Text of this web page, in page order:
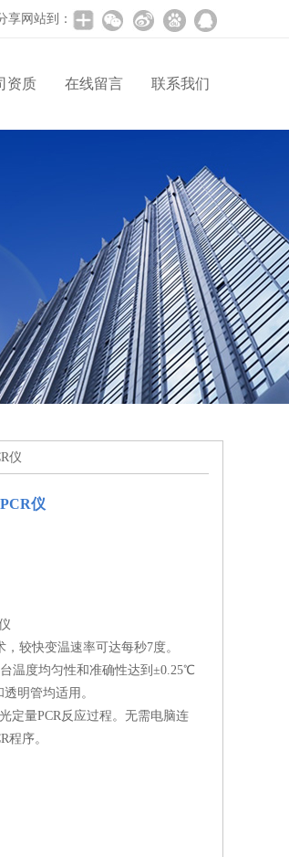
享网站到：
资质 在线留言 联系我们
仪
仪
较快变温速率可达每秒7度。
温度均匀性和准确性达到±0.25℃
明管均适用。
定量PCR反应过程。无需电脑连
程序。